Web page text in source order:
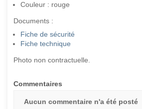
Couleur : rouge
Documents :
Fiche de sécurité
Fiche technique
Photo non contractuelle.
Commentaires
Aucun commentaire n'a été posté